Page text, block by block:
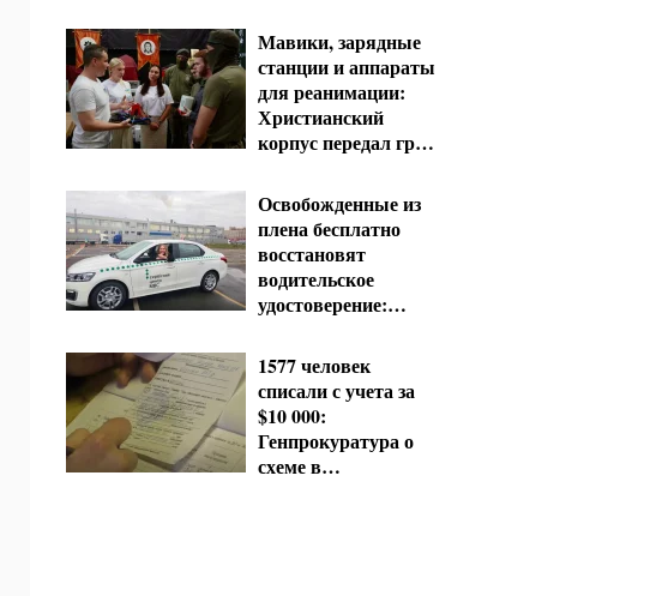
до 680 грн
Мавики, зарядные
станции и аппараты
для реанимации:
Христианский
корпус передал груз
Покровское
направления
Освобожденные из
плена бесплатно
восстановят
водительское
удостоверение:
1577 человек
списали с учета за
$10 000:
Генпрокуратура о
схеме в